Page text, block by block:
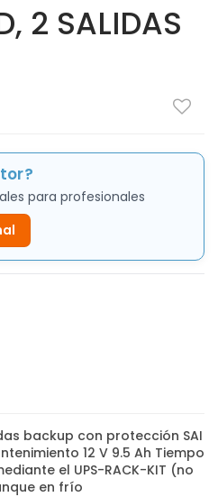
2 SALIDAS
para profesionales
backup con protección SAI
12 V 9.5 Ah Tiempo
el UPS-RACK-KIT (no
en frío